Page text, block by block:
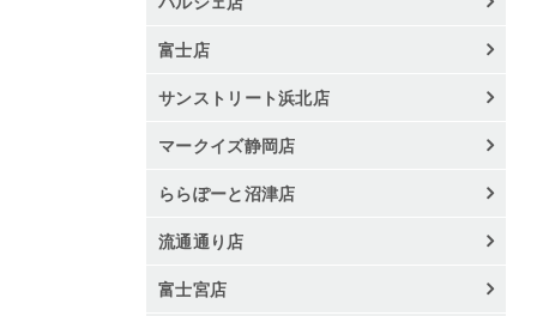
富士店
サンストリート浜北店
マークイズ静岡店
ららぽーと沼津店
流通通り店
富士宮店